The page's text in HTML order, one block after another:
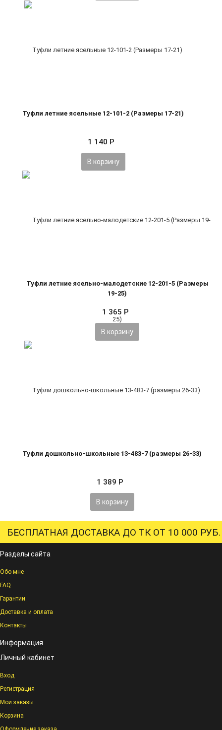
Туфли летние ясельные 12-101-2 (Размеры 17-21)
1 140 Р
В корзину
Туфли летние ясельно-малодетские 12-201-5 (Размеры
19-25)
1 365 Р
В корзину
Туфли дошкольно-школьные 13-483-7 (размеры 26-33)
1 389 Р
В корзину
БЕСПЛАТНАЯ ДОСТАВКА ДО ТК ОТ 10 000 РУБ.
Разделы сайта
Обо мне
FAQ
Гарантии
Доставка и оплата
Контакты
Информация
Личный кабинет
Вход
Регистрация
Мои заказы
Корзина